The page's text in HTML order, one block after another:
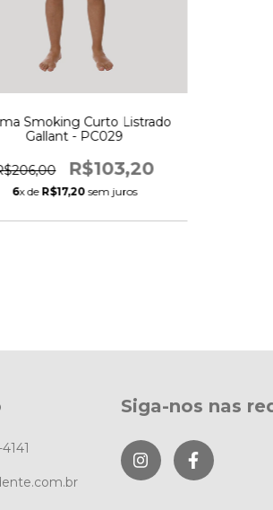
Smoking Curto Listrado
Gallant - PC029
R$103,20
6x de R$17,20 sem juros
Siga-nos nas